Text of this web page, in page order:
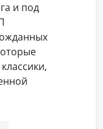
и под